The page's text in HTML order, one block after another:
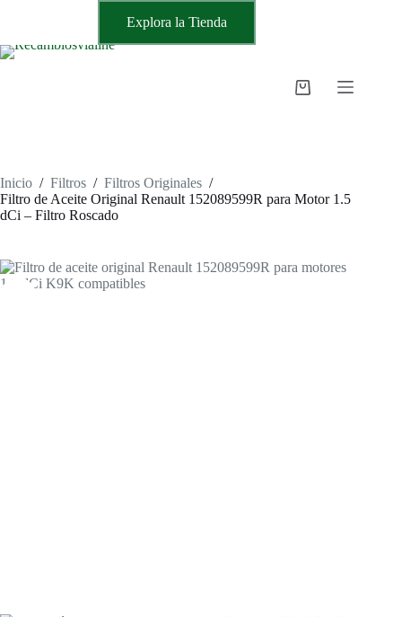
Explora la Tienda
Carro
Inicio / Filtros / Filtros Originales /
Filtro de Aceite Original Renault 152089599R para Motor 1.5
dCi – Filtro Roscado